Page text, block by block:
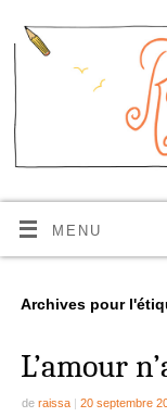
MENU
Archives pour
L’amour
de raissa | 20 septembre